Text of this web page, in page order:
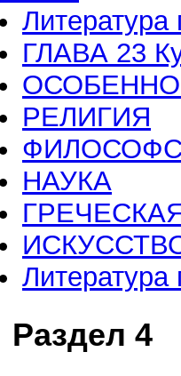
Литература
ГЛАВА 23
РЕЛИГИЯ
НАУКА
Литература
Раздел 4